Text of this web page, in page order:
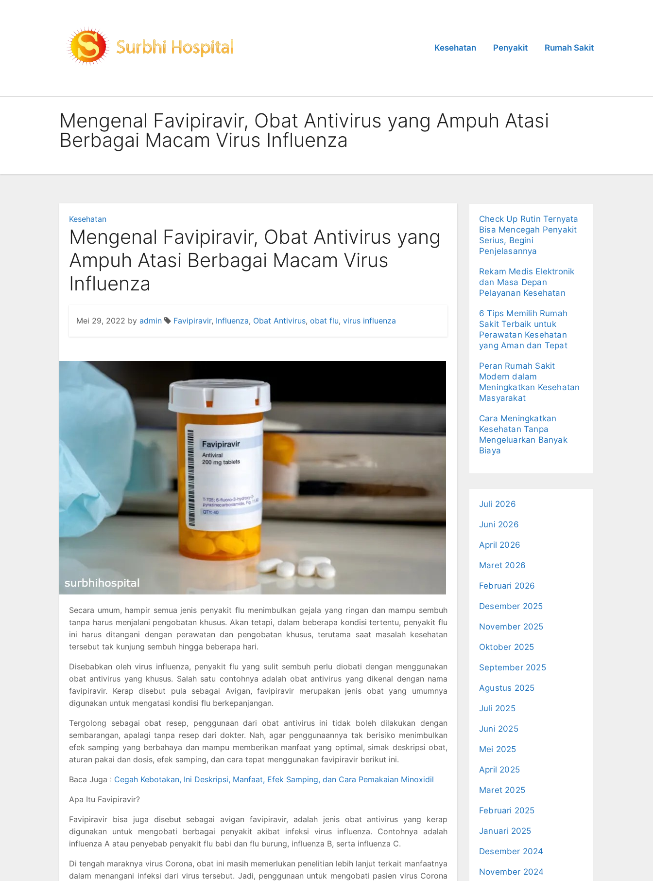
Kesehatan
Penyakit Rumah Sakit
Mengenal Favipiravir, Obat Antivirus yang Ampuh Atasi
Berbagai Macam Virus Influenza
Kesehatan
Mengenal Favipiravir, Obat Antivirus yang
Ampuh Atasi Berbagai Macam Virus
Influenza
Mei 29, 2022 by admin Favipiravir, Influenza, Obat Antivirus, obat flu, virus influenza
Secara umum, hampir semua jenis penyakit flu menimbulkan gejala yang ringan dan mampu sembuh
tanpa harus menjalani pengobatan khusus. Akan tetapi, dalam beberapa kondisi tertentu, penyakit flu
ini harus ditangani dengan perawatan dan pengobatan khusus, terutama saat masalah kesehatan
tersebut tak kunjung sembuh hingga beberapa hari.
Disebabkan oleh virus influenza, penyakit flu yang sulit sembuh perlu diobati dengan menggunakan
obat antivirus yang khusus. Salah satu contohnya adalah obat antivirus yang dikenal dengan nama
favipiravir. Kerap disebut pula sebagai Avigan, favipiravir merupakan jenis obat yang umumnya
digunakan untuk mengatasi kondisi flu berkepanjangan.
Tergolong sebagai obat resep, penggunaan dari obat antivirus ini tidak boleh dilakukan dengan
sembarangan, apalagi tanpa resep dari dokter. Nah, agar penggunaannya tak berisiko menimbulkan
efek samping yang berbahaya dan mampu memberikan manfaat yang optimal, simak deskripsi obat,
aturan pakai dan dosis, efek samping, dan cara tepat menggunakan favipiravir berikut ini.
Baca Juga : Cegah Kebotakan, Ini Deskripsi, Manfaat, Efek Samping, dan Cara Pemakaian Minoxidil
Apa Itu Favipiravir?
Favipiravir bisa juga disebut sebagai avigan favipiravir, adalah jenis obat antivirus yang kerap
digunakan untuk mengobati berbagai penyakit akibat infeksi virus influenza. Contohnya adalah
influenza A atau penyebab penyakit flu babi dan flu burung, influenza B, serta influenza C.
Di tengah maraknya virus Corona, obat ini masih memerlukan penelitian lebih lanjut terkait manfaatnya
dalam menangani infeksi dari virus tersebut. Jadi, penggunaan untuk mengobati pasien virus Corona
Check Up Rutin Ternyata
Bisa Mencegah Penyakit
Serius, Begini
Penjelasannya
Rekam Medis Elektronik
dan Masa Depan
Pelayanan Kesehatan
6 Tips Memilih Rumah
Sakit Terbaik untuk
Perawatan Kesehatan
yang Aman dan Tepat
Peran Rumah Sakit
Modern dalam
Meningkatkan Kesehatan
Masyarakat
Cara Meningkatkan
Kesehatan Tanpa
Mengeluarkan Banyak
Biaya
Juli 2026
Juni 2026
April 2026
Maret 2026
Februari 2026
Desember 2025
November 2025
Oktober 2025
September 2025
Agustus 2025
Juli 2025
Juni 2025
Mei 2025
April 2025
Maret 2025
Februari 2025
Januari 2025
Desember 2024
November 2024